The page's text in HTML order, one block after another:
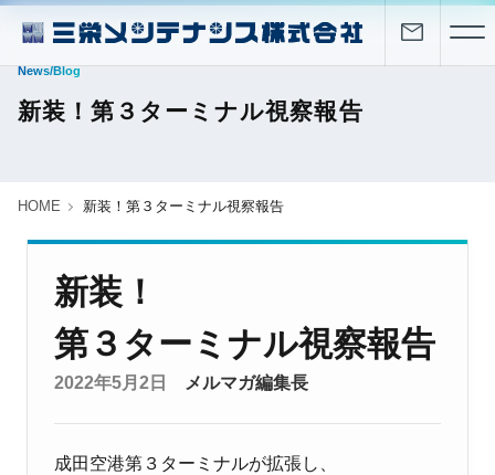
News/Blog
新装！第３ターミナル視察報告
HOME 新装！第３ターミナル視察報告
新装！
第３ターミナル視察報告
2022年5月2日 メルマガ編集長
成田空港第３ターミナルが拡張し、